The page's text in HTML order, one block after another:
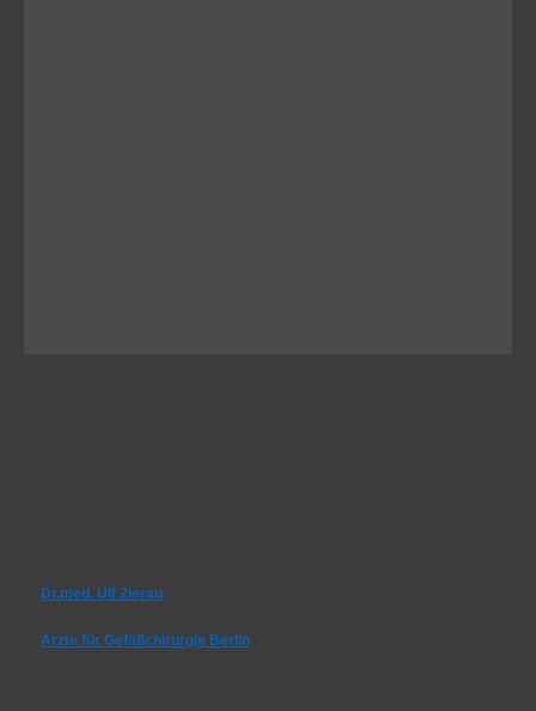
Dr.med. Ulf Zierau
Ärzte für Gefäßchirurgie Berlin